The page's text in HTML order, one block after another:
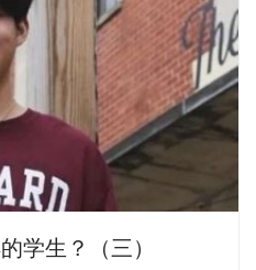
学生？（三）